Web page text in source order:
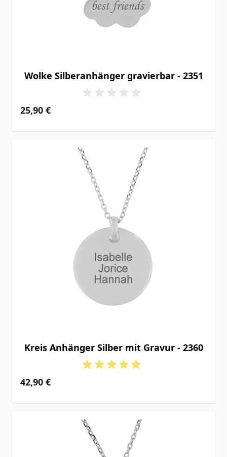
Wolke Silberanhänger gravierbar - 2351
25,90 €
Kreis Anhänger Silber mit Gravur - 2360
42,90 €